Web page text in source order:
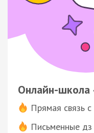
Онлайн-школа
Прямая связь
Письменные дз